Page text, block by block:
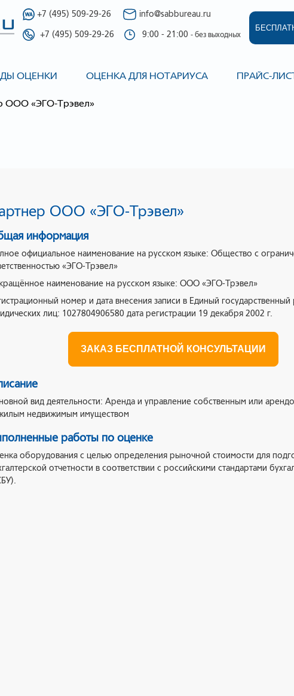
+7 (495) 509-29-26 info@sabbureau.ru
+7 (495) 509-29-26 9:00 - 21:00 - без выходных
ОЦЕНКИ ОЦЕНКА ДЛЯ НОТАРИУСА ПРАЙС-
ООО «ЭГО-Трэвел»
ООО «ЭГО-Трэвел»
информация
официальное наименование на русском языке: Общество с
«ЭГО-Трэвел»
наименование на русском языке: ООО «ЭГО-Трэвел»
номер и дата внесения записи в Единый государственный
лиц: 1027804906580 дата регистрации 19 декабря 2002 г.
ЗАКАЗ БЕСПЛАТНОЙ КОНСУЛЬТАЦИИ
вид деятельности: Аренда и управление собственным или
недвижимым имуществом
работы по оценке
оборудования с целью определения рыночной стоимости для
отчетности в соответствии с российскими стандартами